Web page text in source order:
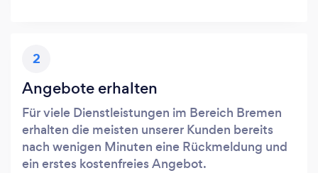
2
Angebote erhalten
Für viele Dienstleistungen im Bereich Bremen
erhalten die meisten unserer Kunden bereits
nach wenigen Minuten eine Rückmeldung und
ein erstes kostenfreies Angebot.